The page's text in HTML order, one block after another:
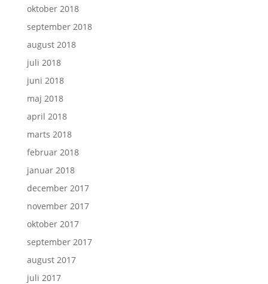
oktober 2018
september 2018
august 2018
juli 2018
juni 2018
maj 2018
april 2018
marts 2018
februar 2018
januar 2018
december 2017
november 2017
oktober 2017
september 2017
august 2017
juli 2017